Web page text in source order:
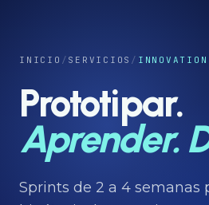
Industrias →
Desarrollos →
Capacidades→
INICIO / SERVICIOS /
Prototipar.
Aprender.
Sprints de 2 a 4 semanas